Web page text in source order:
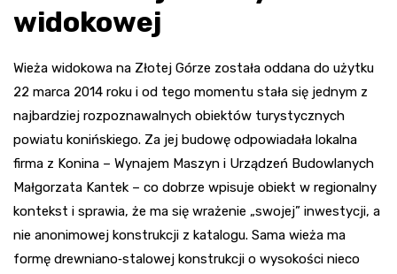
widokowej
Wieża widokowa na Złotej Górze została oddana do użytku
22 marca 2014 roku i od tego momentu stała się jednym z
najbardziej rozpoznawalnych obiektów turystycznych
powiatu konińskiego. Za jej budowę odpowiadała lokalna
firma z Konina – Wynajem Maszyn i Urządzeń Budowlanych
Małgorzata Kantek – co dobrze wpisuje obiekt w regionalny
kontekst i sprawia, że ma się wrażenie „swojej” inwestycji, a
nie anonimowej konstrukcji z katalogu. Sama wieża ma
formę drewniano‑stalowej konstrukcji o wysokości nieco